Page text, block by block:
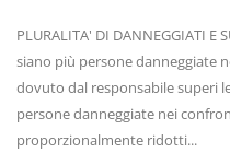
PLURALITA' DI DANNEGGIATI E
siano più persone danneggiate
dovuto dal responsabile superi
persone danneggiate nei
proporzionalmente ridotti...